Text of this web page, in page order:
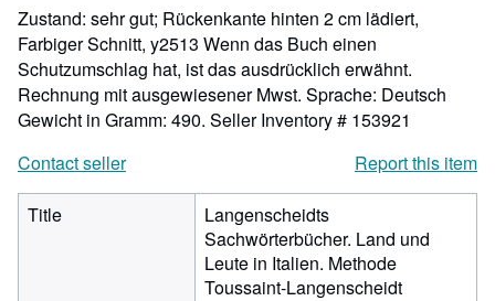
Zustand: sehr gut; Rückenkante hinten 2 cm lädiert,
Farbiger Schnitt, y2513 Wenn das Buch einen
Schutzumschlag hat, ist das ausdrücklich erwähnt.
Rechnung mit ausgewiesener Mwst. Sprache: Deutsch
Gewicht in Gramm: 490. Seller Inventory # 153921
Contact seller
Report this item
Title
Langenscheidts
Sachwörterbücher. Land und
Leute in Italien. Methode
Toussaint-Langenscheidt